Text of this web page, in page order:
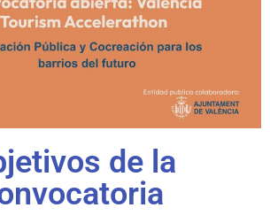
de la